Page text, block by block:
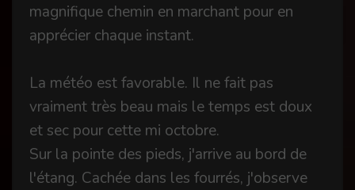
magnifique chemin en marchant pour en
apprécier chaque instant.
La météo est favorable. Il ne fait pas
vraiment très beau mais le temps est doux
et sec pour cette mi octobre.
Sur la pointe des pieds, j'arrive au bord de
l'étang. Cachée dans les fourrés, j'observe